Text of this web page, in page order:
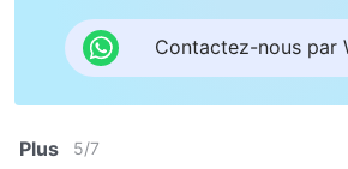
Contactez-nous par
Plus 5/7